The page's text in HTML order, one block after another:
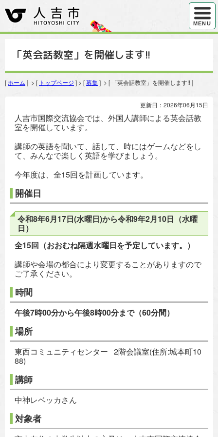
ハンバ
MENU
「英会話教室」を開催します!!
[ ホーム ] > [ トップページ ] > [募集] > [ 「英会話教室」を開催します!! ]
更新日：2026年06月15日
人吉市国際交流協会では、外国人講師による英会話教
室を開催しています。
講師の英語を聞いて、話して、時にはゲームなどをし
て、みんなで楽しく英語を学びましょう。
今年度は、全15回を計画しています。
開催日
令和8年6月17日(水曜日)から令和9年2月10日（水曜
日）
全15回（おおむね隔週水曜日を予定しています。）
講師や会場の都合により変更することがありますので
ご了承ください。
時間
午後7時00分から午後8時00分まで（60分間）
場所
東西コミュニティセンター 2階会議室(住所:城本町10
88)
講師
中神レベッカさん
対象者